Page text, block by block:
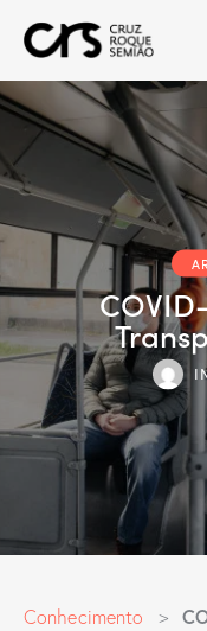
Conhecimento >